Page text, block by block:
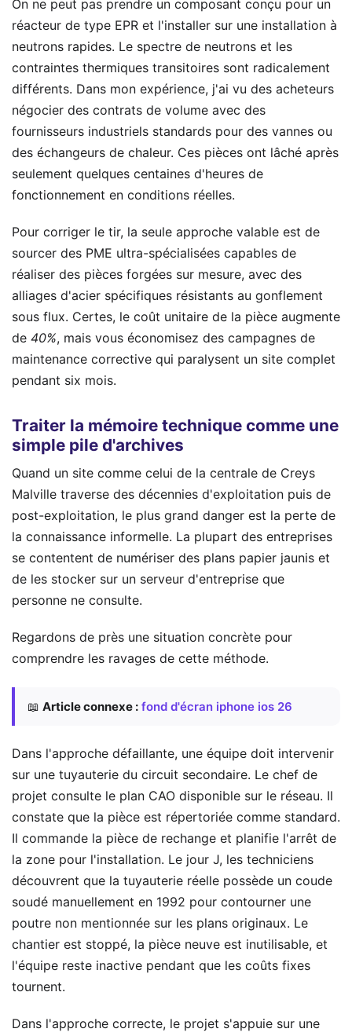
On ne peut pas prendre un composant conçu pour un
réacteur de type EPR et l'installer sur une installation à
neutrons rapides. Le spectre de neutrons et les
contraintes thermiques transitoires sont radicalement
différents. Dans mon expérience, j'ai vu des acheteurs
négocier des contrats de volume avec des
fournisseurs industriels standards pour des vannes ou
des échangeurs de chaleur. Ces pièces ont lâché après
seulement quelques centaines d'heures de
fonctionnement en conditions réelles.
Pour corriger le tir, la seule approche valable est de
sourcer des PME ultra-spécialisées capables de
réaliser des pièces forgées sur mesure, avec des
alliages d'acier spécifiques résistants au gonflement
sous flux. Certes, le coût unitaire de la pièce augmente
de 40%, mais vous économisez des campagnes de
maintenance corrective qui paralysent un site complet
pendant six mois.
Traiter la mémoire technique comme une
simple pile d'archives
Quand un site comme celui de la centrale de Creys
Malville traverse des décennies d'exploitation puis de
post-exploitation, le plus grand danger est la perte de
la connaissance informelle. La plupart des entreprises
se contentent de numériser des plans papier jaunis et
de les stocker sur un serveur d'entreprise que
personne ne consulte.
Regardons de près une situation concrète pour
comprendre les ravages de cette méthode.
📖 Article connexe : fond d'écran iphone ios 26
Dans l'approche défaillante, une équipe doit intervenir
sur une tuyauterie du circuit secondaire. Le chef de
projet consulte le plan CAO disponible sur le réseau. Il
constate que la pièce est répertoriée comme standard.
Il commande la pièce de rechange et planifie l'arrêt de
la zone pour l'installation. Le jour J, les techniciens
découvrent que la tuyauterie réelle possède un coude
soudé manuellement en 1992 pour contourner une
poutre non mentionnée sur les plans originaux. Le
chantier est stoppé, la pièce neuve est inutilisable, et
l'équipe reste inactive pendant que les coûts fixes
tournent.
Dans l'approche correcte, le projet s'appuie sur une